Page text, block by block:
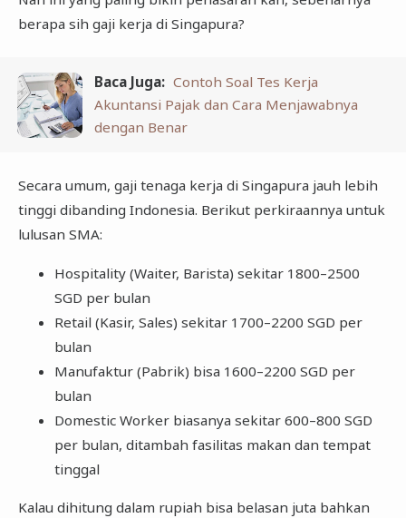
berapa sih gaji kerja di Singapura?
Baca Juga: Contoh Soal Tes Kerja
Akuntansi Pajak dan Cara Menjawabnya
dengan Benar
Secara umum, gaji tenaga kerja di Singapura jauh lebih
tinggi dibanding Indonesia. Berikut perkiraannya untuk
lulusan SMA:
Hospitality (Waiter, Barista) sekitar 1800–2500
SGD per bulan
Retail (Kasir, Sales) sekitar 1700–2200 SGD per
bulan
Manufaktur (Pabrik) bisa 1600–2200 SGD per
bulan
Domestic Worker biasanya sekitar 600–800 SGD
per bulan, ditambah fasilitas makan dan tempat
tinggal
Kalau dihitung dalam rupiah bisa belasan juta bahkan